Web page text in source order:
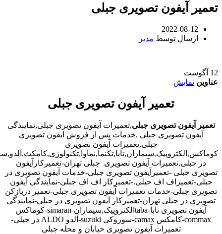
تعمیر آیفون تصویری جبلی
2022-08-12
ارسال توسط مدیر
12 آگوست
عناوین نمایش
تعمیر آیفون تصویری جبلی
تعمیر آیفون تصویری جبلی,تعمیرات آیفون تصویری جبلی,نمایندگی
آیفون تصویری جبلی ,خدمات پس از فروش ایفون تصویری
جبلی,تعمیرات آیفون تصویری
در جبلی,تعمیرات آیفون تصویری جبلی تهران-تعمیرکارآیفون
تصویری جبلی -تعمیرآیفون تصویری جبلی-خدمات آیفون تصویری در
جبلی-تعمیراف اف جبلی.-تعمیرکار اف اف جبلی-نمایندگی آیفون
تصویری جبلی-خدمات تعمیرات آیفون تصویری جبلی-تعمیر دربازکن
تصویری در جبلی تهران-تعمیرکار آیفون تصویری در جبلی-نمایندگی
آیفون تصویری تابا-tabaالکتروپیک,سیماران-simaran-کوماکس
commax-کامکس camax-سوزوکی suzuki-آلدو ALDO در جبلی-
تعمیرات آیفون تصویری خیابان و محله جبلی